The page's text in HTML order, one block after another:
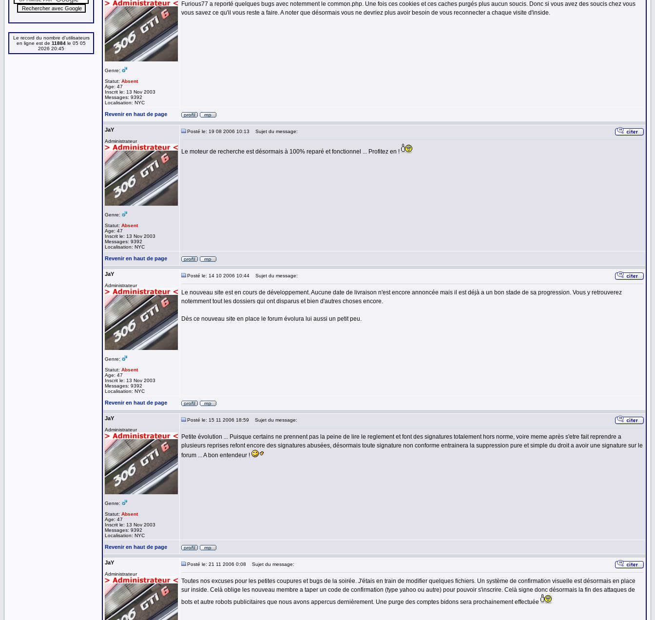
Le record du nombre d'utilisateurs
en ligne est de 11884 le 05 05
2026 20:45
Genre:
Statut: Absent
Age: 47
Inscrit le: 13 Nov 2003
Messages: 9392
Localisation: NYC
Furious77 a reporté quelques bugs avec notemment le common.php. Une fois ces cookies et ces caches purgés plus aucun soucis. Donc si vous avez des soucis chez vous
vous savez ce qu'il vous reste a faire. A noter que désormais vous ne devriez plus avoir besoin de vous reconnecter a chaque visite d'inside.
Revenir en haut de page
JaY
Administrateur
Genre:
Statut: Absent
Age: 47
Inscrit le: 13 Nov 2003
Messages: 9392
Localisation: NYC
Posté le: 19 08 2006 10:13 Sujet du message:
Le moteur de recherche est désormais à 100% reparé et fonctionnel ... Profitez en !
Revenir en haut de page
JaY
Administrateur
Genre:
Statut: Absent
Age: 47
Inscrit le: 13 Nov 2003
Messages: 9392
Localisation: NYC
Posté le: 14 10 2006 10:44 Sujet du message:
Le nouveau site est en cours de développement. Aucune date de livraison n'est encore annoncée mais il est déjà a un bon stade de sa progression. Vous y retrouverez
notemment tout les dossiers qui ont disparus et bien d'autres choses encore.
Dès ce nouveau site en place le forum évolura lui aussi un petit peu.
Revenir en haut de page
JaY
Administrateur
Genre:
Statut: Absent
Age: 47
Inscrit le: 13 Nov 2003
Messages: 9392
Localisation: NYC
Posté le: 15 11 2006 18:59 Sujet du message:
Petite évolution ... Puisque certains ne prennent pas la peine de lire le reglement et font des signatures totalement hors norme, voire meme après s'etre fait reprendre a
plusieurs reprises refont encore des signatures abusées, désormais toute signature non conforme entrainera la suppression pure et simple du droit a avoir une signature sur le
forum ... A bon entendeur !
Revenir en haut de page
JaY
Administrateur
Posté le: 21 11 2006 0:08 Sujet du message:
Toutes nos excuses pour les petites coupures et bugs de la soirée. J'étais en train de modifier quelques fichiers. Un système de confirmation visuelle est désormais en place
sur inside. Celà oblige les nouveau membre a taper un code de confirmation (type yahoo ou autre) pour pouvoir s'inscrire. Celà signe donc désormais la fin des attaques de
bots et autre robots publicitaires que nous avons appercus dernièrement. Une purge des comptes bidons sera prochainement effectuée